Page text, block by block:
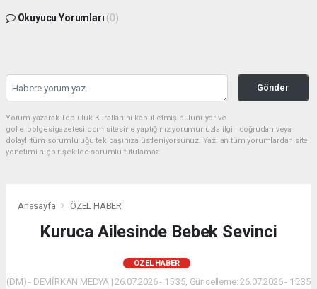
Okuyucu Yorumları (0)
Gönder
Yorum yazarak Topluluk Kuralları’nı kabul etmiş bulunuyor ve
gollerbolgesigazetesi.com sitesine yaptığınız yorumunuzla ilgili doğrudan veya
dolaylı tüm sorumluluğu tek başınıza üstleniyorsunuz. Yazılan tüm yorumlardan site
yönetimi hiçbir şekilde sorumlu tutulamaz.
Anasayfa ÖZEL HABER
Kuruca Ailesinde Bebek Sevinci
ÖZEL HABER
(DM) - DEMİRKAN MEDYA | 26.07.2026 - 15:35, Güncelleme: 26.07.2026 - 15:35